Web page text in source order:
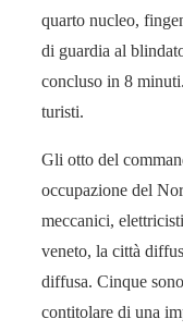
quarto nucleo,
di guardia al
concluso in 8
turisti.
Gli otto del
occupazione del
meccanici,
veneto, la città
diffusa. Cinque
contitolare di una